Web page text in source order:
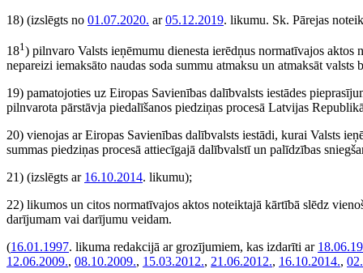
18) (izslēgts no 01.07.2020. ar05.12.2019. likumu. Sk. Pārejas
181 ) pilnvaro Valsts ieņēmumu dienesta ierēdņus normatīvajos
nepareizi iemaksāto naudas soda summu atmaksu un atmaksāt
19) pamatojoties uz Eiropas Savienības dalībvalsts iestādes
pilnvarota pārstāvja piedalīšanos piedziņas procesā Latvijas
20) vienojas ar Eiropas Savienības dalībvalsts iestādi, kurai Valsts
summas piedziņas procesā attiecīgajā dalībvalstī un palīdzības
21) (izslēgts ar 16.10.2014. likumu);
22) likumos un citos normatīvajos aktos noteiktajā kārtībā slēdz
darījumam vai darījumu veidam.
(16.01.1997. likuma redakcijā ar grozījumiem, kas izdarīti ar
12.06.2009., 08.10.2009., 15.03.2012., 21.06.2012., 16.10.2014.,